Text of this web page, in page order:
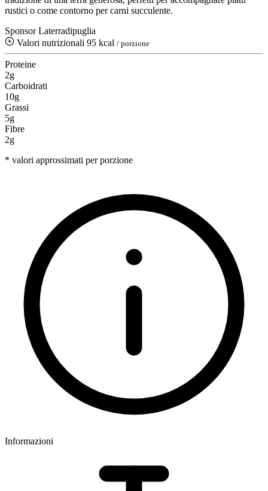
rustici o come contorno per carni succulente.
Sponsor Laterradipuglia
Valori nutrizionali 95 kcal / porzione
Proteine
2g
Carboidrati
10g
Grassi
5g
Fibre
2g
* valori approssimati per porzione
Informazioni